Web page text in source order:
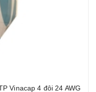
Vinacap 4 đôi 24 AWG